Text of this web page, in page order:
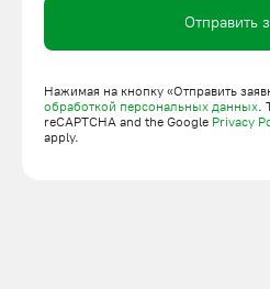
Отправить
Нажимая на кнопку «Отправить
обработкой персональных данных.
reCAPTCHA and the Google Privacy
apply.